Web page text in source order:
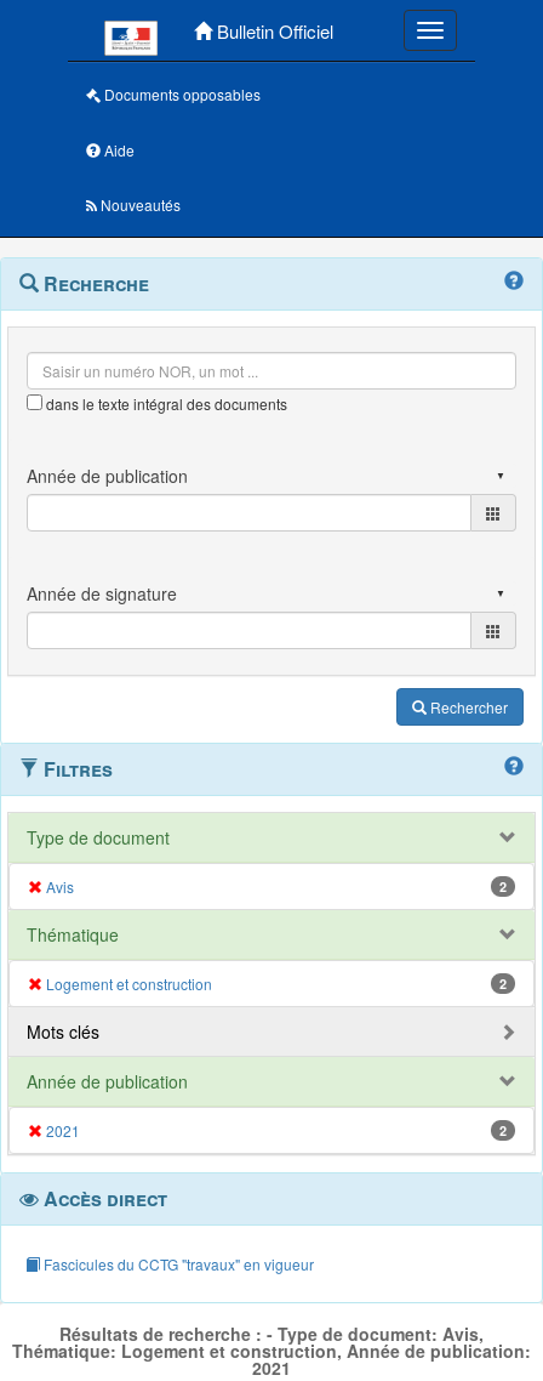
Bulletin Officiel Toggle
Documents opposables
Aide
Nouveautés
Navigation
outils
Menu
contextuel
Recherche
dans le texte intégral des documents
Rechercher
Filtres
Type de document
Avis 2
Thématique
Logement et construction 2
Mots clés
Année de publication
2021 2
Accès direct
Fascicules du CCTG "travaux" en vigueur
Résultats de recherche : - Type de document: Avis,
Thématique: Logement et construction, Année de publication:
2021